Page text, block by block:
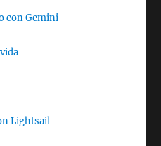
con Gemini
Lightsail